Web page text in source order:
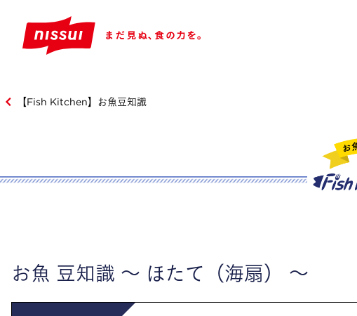
【Fish Kitchen】お魚豆知識
お魚 豆知識 ～ ほたて（海扇） ～